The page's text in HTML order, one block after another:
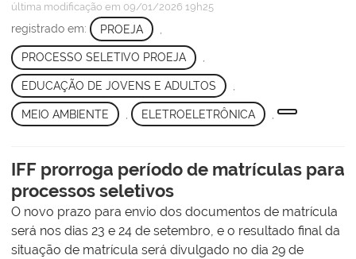
última modificação em 09/01/2026 19h25
registrado em: PROEJA
PROCESSO SELETIVO PROEJA ,
EDUCAÇÃO DE JOVENS E ADULTOS
MEIO AMBIENTE ELETROELETRÔNICA
IFF prorroga período de matrículas para
processos seletivos
O novo prazo para envio dos documentos de matrícula
será nos dias 23 e 24 de setembro, e o resultado final da
situação de matrícula será divulgado no dia 29 de